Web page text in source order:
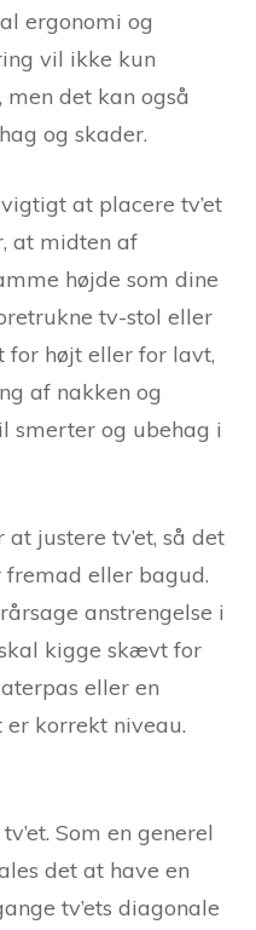
ergonomi og
vil ikke kun
det kan også
og skader.
at placere tv’et
at midten af
højde som dine
tv-stol eller
for højt eller for lavt,
af nakken og
smerter og ubehag i
justere tv’et, så det
eller bagud.
anstrengelse i
kigge skævt for
eller en
er korrekt niveau.
Som en generel
det at have en
tv’ets diagonale